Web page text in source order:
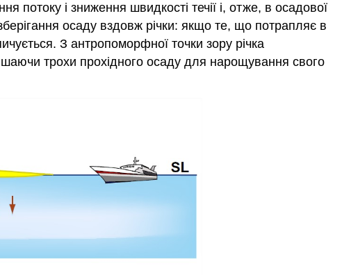
потоку і зниження швидкості течії і, отже, в осадової
осаду вздовж річки: якщо те, що потрапляє в
З антропоморфної точки зору річка
трохи прохідного осаду для нарощування свого